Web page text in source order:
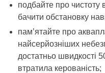
подбайте про чистоту
бачити обстановку
пам’ятайте про
найсерйозніших
достатньо швидкості
втратила керованість;